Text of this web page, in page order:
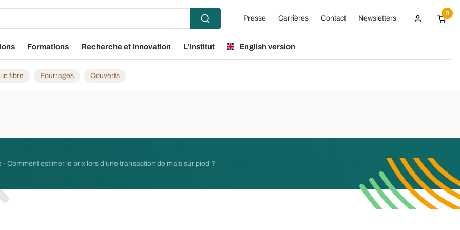
Presse Carrières Contact Newsletters
0
Formations Recherche et innovation L'institut English version
fibre Fourrages Couverts
Comment estimer le prix lors d’une transaction de maïs sur pied ?